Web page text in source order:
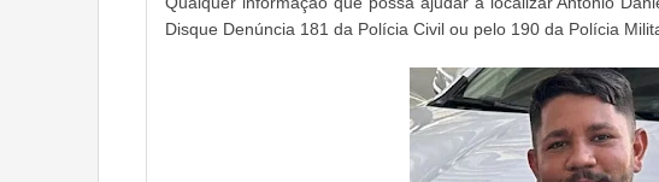
Disque Denúncia 181 da Polícia Civil ou pelo 190 da Polícia